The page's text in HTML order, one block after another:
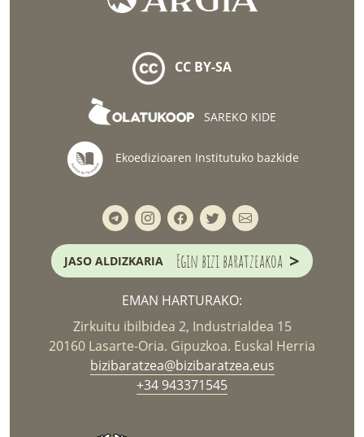
CC BY-SA
SAREKO KIDE
Ekoedizioaren Institutuko bazkide
JASO ALDIZKARIA Egin bizi baratzeakoa >
EMAN HARTURAKO:
Zirkuitu ibilbidea 2, Industrialdea 15
20160 Lasarte-Oria. Gipuzkoa. Euskal Herria
bizibaratzea@bizibaratzea.eus
+34 943371545